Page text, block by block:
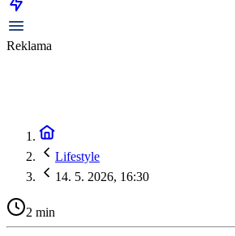
Reklama
Lifestyle
14. 5. 2026, 16:30
2 min